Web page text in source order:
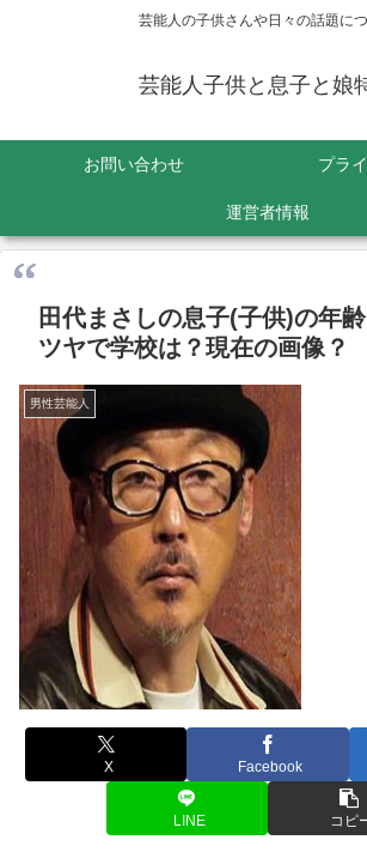
芸能人の子供さんや日々の話題に
芸能人子供と息子と娘
お問い合わせ プラ
運営者情報
田代まさしの息子(子供)の年
ツヤで学校は？現在の画像？
男性芸能人
X Facebook
LINE コピ